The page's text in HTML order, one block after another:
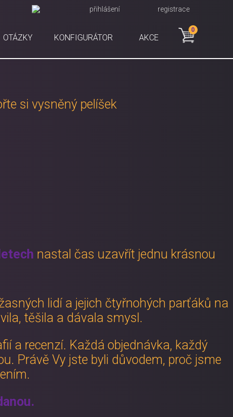
OTÁZKY KONFIGURÁTOR AKCE
0
přihlášení registrace
si vysněný pelíšek
nastal čas uzavřít jednu krásnou
lidí a jejich čtyřnohých parťáků na
těšila a dávala smysl.
a recenzí. Každá objednávka, každý
Právě Vy jste byli důvodem, proč jsme